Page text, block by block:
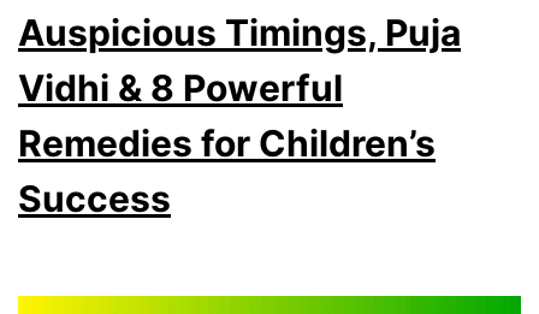
Auspicious Timings, Puja
Vidhi & 8 Powerful
Remedies for Children’s
Success